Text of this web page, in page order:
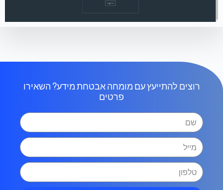
רוצים להתייעץ עם מומחה אבטחת מידע? השאירו
פרטים